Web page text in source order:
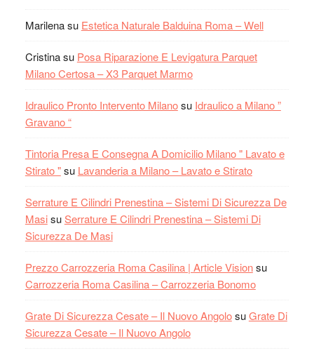
Marilenasu Estetica Naturale Balduina Roma – Well
Cristinasu Posa Riparazione E Levigatura Parquet
Milano Certosa – X3 Parquet Marmo
Idraulico Pronto Intervento Milanosu Idraulico a Milano ”
Gravano “
Tintoria Presa E Consegna A Domicilio Milano " Lavato e
Stirato "su Lavanderia a Milano – Lavato e Stirato
Serrature E Cilindri Prenestina – Sistemi Di Sicurezza De
MasisuSerrature E Cilindri Prenestina – Sistemi Di
Sicurezza De Masi
Prezzo Carrozzeria Roma Casilina | Article Visionsu
Carrozzeria Roma Casilina – Carrozzeria Bonomo
Grate Di Sicurezza Cesate – Il Nuovo AngolosuGrate Di
Sicurezza Cesate – Il Nuovo Angolo